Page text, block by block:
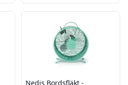
Nedis Bordsfläkt -